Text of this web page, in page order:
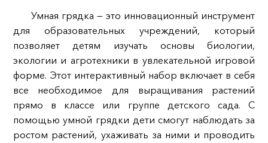
Умная грядка — это инновационный инструмент
для образовательных учреждений, который
позволяет детям изучать основы биологии,
экологии и агротехники в увлекательной игровой
форме. Этот интерактивный набор включает в себя
все необходимое для выращивания растений
прямо в классе или группе детского сада. С
помощью умной грядки дети смогут наблюдать за
ростом растений, ухаживать за ними и проводить